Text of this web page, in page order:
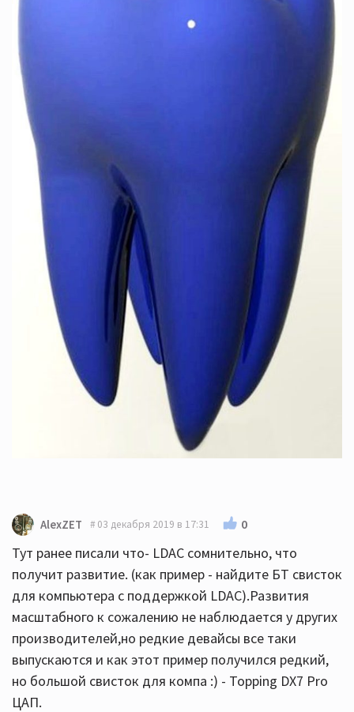
AlexZET 03 декабря 2019 в 17:31 0
Тут ранее писали что- LDAC сомнительно, что
получит развитие. (как пример - найдите БТ свисток
для компьютера с поддержкой LDAC).Развития
масштабного к сожалению не наблюдается у других
производителей,но редкие девайсы все таки
выпускаются и как этот пример получился редкий,
но большой свисток для компа :) - Topping DX7 Pro
ЦАП.